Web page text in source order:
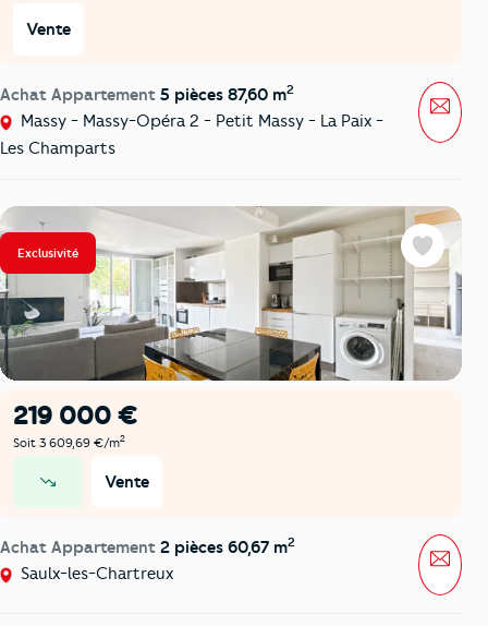
Vente
Achat Appartement 5 pièces 87,60 m2
Massy - Massy-Opéra 2 - Petit Massy - La Paix -
Les Champarts
Exclusivité
219 000 €
Soit 3 609,69 €/m2
Vente
Achat Appartement 2 pièces 60,67 m2
Saulx-les-Chartreux
Favoris